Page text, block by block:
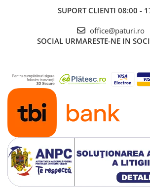
SUPORT CLIENTI 08:00 -
office@paturi.ro
SOCIAL URMARESTE-NE IN